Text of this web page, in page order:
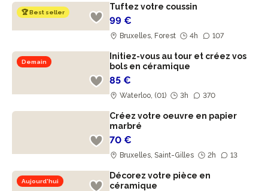
🏆 Best seller
Tuftez votre coussin
99 €
Bruxelles, Forest 4h 107
Demain
Initiez-vous au tour et créez vos
bols en céramique
85 €
Waterloo, (01) 3h 370
Créez votre oeuvre en papier
marbré
70 €
Bruxelles, Saint-Gilles 2h 13
Aujourd'hui
Décorez votre pièce en
céramique